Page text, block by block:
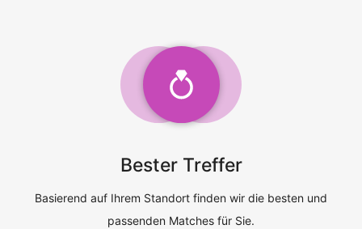
Bester Treffer
Basierend auf Ihrem Standort finden wir die besten und
passenden Matches für Sie.